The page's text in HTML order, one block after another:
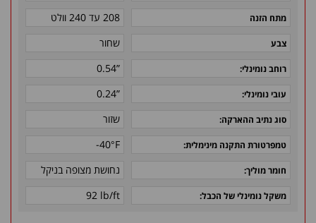
מתח הזנה 208 עד 240 וולט
צבע שחור
רוחב נומינלי: 0.54”
עובי נומינלי:
0.24”
סוג נתיב ההארקה: שזור
טמפרטורת התקנה מינימלית: -40°F
חומר מוליך: נחושת מצופה בניקל
משקל נומינלי של הכבל:
92 lb/ft